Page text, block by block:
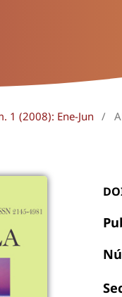
1 (2008): Ene-Jun /